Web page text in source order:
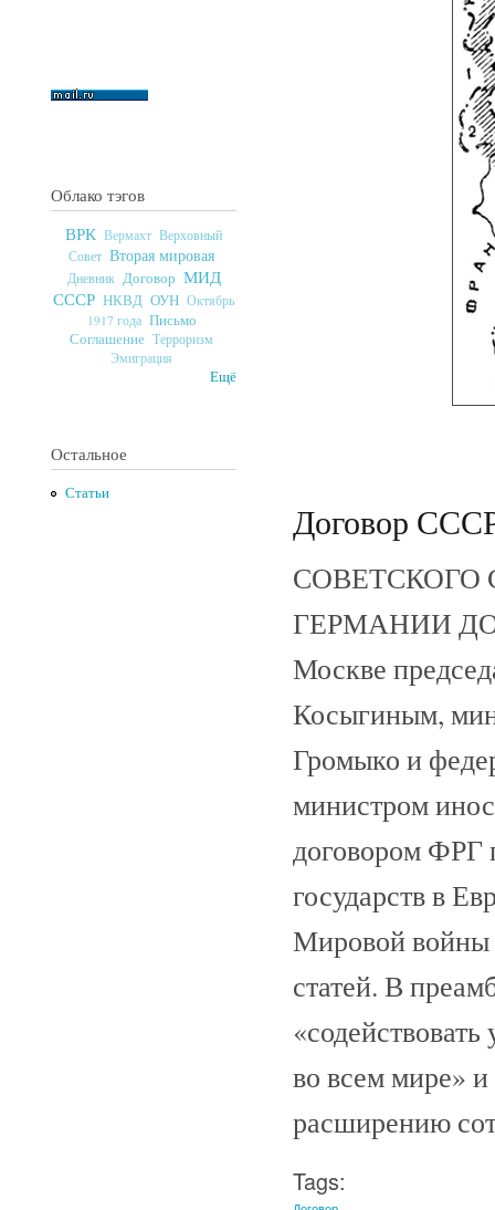
Облако тэгов
ВРК Вермахт Верховный
Совет Вторая мировая
Дневник Договор МИД
СССР НКВД ОУН Октябрь
1917 года Письмо
Соглашение Терроризм
Эмиграция
Ещё
Остальное
Статьи
Договор
СОВЕТСКОГО
ГЕРМАНИИ
Москве
Косыгиным,
Громыко и
министром
договором ФРГ
государств в
Мировой войны
статей. В
во всем мире»
расширению
Tags: